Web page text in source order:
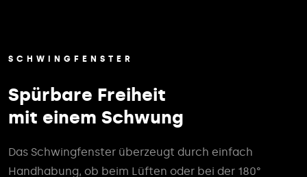
SCHWINGFENSTER
Spürbare Freiheit
mit einem Schwung
Das Schwingfenster überzeugt durch einfach
Handhabung, ob beim Lüften oder bei der 180°